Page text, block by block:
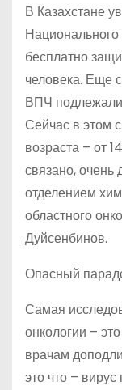
В Казахстане
бесплатно
человека. Еще
ВПЧ подлежали
Сейчас в этом
возраста – от
связано,
отделением
областного
Дуйсенбинов.
Опасный
Самая
онкологии –
врачам
это что –